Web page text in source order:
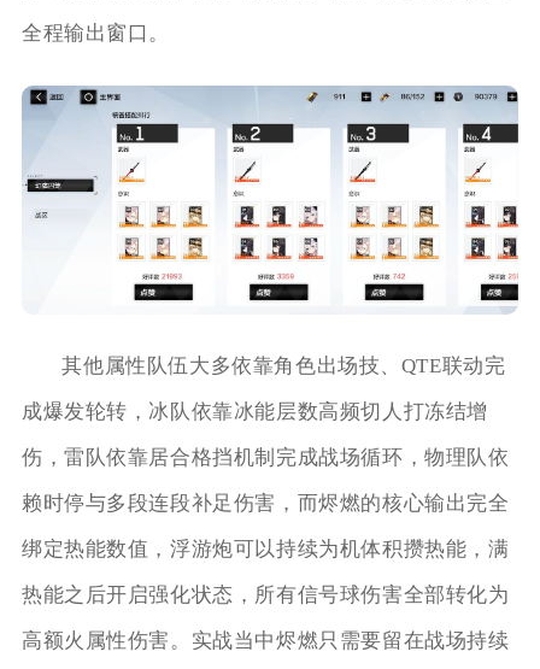
全程输出窗口。
其他属性队伍大多依靠角色出场技、QTE联动完
成爆发轮转，冰队依靠冰能层数高频切人打冻结增
伤，雷队依靠居合格挡机制完成战场循环，物理队依
赖时停与多段连段补足伤害，而烬燃的核心输出完全
绑定热能数值，浮游炮可以持续为机体积攒热能，满
热能之后开启强化状态，所有信号球伤害全部转化为
高额火属性伤害。实战当中烬燃只需要留在战场持续